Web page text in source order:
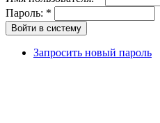
Пароль: *
Запросить новый пароль